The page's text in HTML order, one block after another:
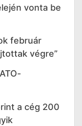
vonta be
február
végre”
a cég 200